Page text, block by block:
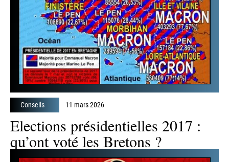
Conseils 11 mars 2026
Elections présidentielles 2017 :
qu’ont voté les Bretons ?